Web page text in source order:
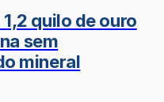
quilo de ouro
sem
mineral